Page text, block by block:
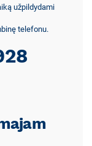
užpildydami
telefonu.